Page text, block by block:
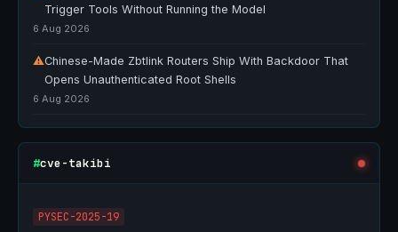
Trigger Tools Without Running the Model
6 Aug 2026
⚠Chinese-Made Zbtlink Routers Ship With Backdoor That
Opens Unauthenticated Root Shells
6 Aug 2026
#cve-takibi
PYSEC-2025-19